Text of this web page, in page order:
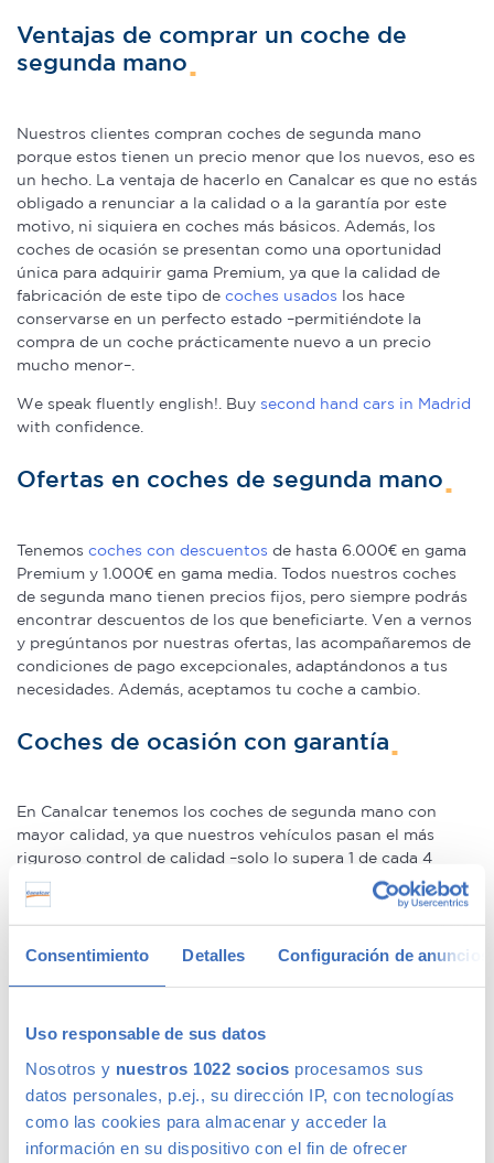
Consentimiento Detalles Configuración de anuncios
Uso responsable de sus datos
Nosotros y nuestros 1022 socios procesamos sus
datos personales, p.ej., su dirección IP, con tecnologías
como las cookies para almacenar y acceder la
información en su dispositivo con el fin de ofrecer
Ventajas de comprar un coche de
segunda mano
Nuestros clientes compran coches de segunda mano
porque estos tienen un precio menor que los nuevos, eso es
un hecho. La ventaja de hacerlo en Canalcar es que no estás
obligado a renunciar a la calidad o a la garantía por este
motivo, ni siquiera en coches más básicos. Además, los
coches de ocasión se presentan como una oportunidad
única para adquirir gama Premium, ya que la calidad de
fabricación de este tipo de coches usados los hace
conservarse en un perfecto estado –permitiéndote la
compra de un coche prácticamente nuevo a un precio
mucho menor–.
We speak fluently english!. Buy second hand cars in Madrid
with confidence.
Ofertas en coches de segunda mano
Tenemos coches con descuentos de hasta 6.000€ en gama
Premium y 1.000€ en gama media. Todos nuestros coches
de segunda mano tienen precios fijos, pero siempre podrás
encontrar descuentos de los que beneficiarte. Ven a vernos
y pregúntanos por nuestras ofertas, las acompañaremos de
condiciones de pago excepcionales, adaptándonos a tus
necesidades. Además, aceptamos tu coche a cambio.
Coches de ocasión con garantía
En Canalcar tenemos los coches de segunda mano con
mayor calidad, ya que nuestros vehículos pasan el más
riguroso control de calidad –solo lo supera 1 de cada 4
coches–. Estamos tan seguros de la calidad de nuestros
coches de segunda mano que le ofrecemos una Garantía 5
Estrellas muy similar a la de los coches nuevos.
Concesionario de ocasión multimarca
grande de Madrid, disponemos de una gran variedad de
marcas y modelos. Encuentra el vehículo de segunda mano
que mejor se adapte a tus necesidades, con la mejor
relación calidad-precio. O si lo prefieres, ven a vernos y te